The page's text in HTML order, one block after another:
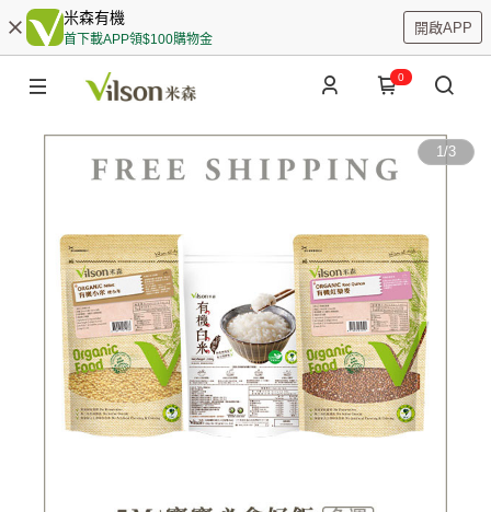
米森有機
首下載APP領$100購物金
開啟APP
0
1/3